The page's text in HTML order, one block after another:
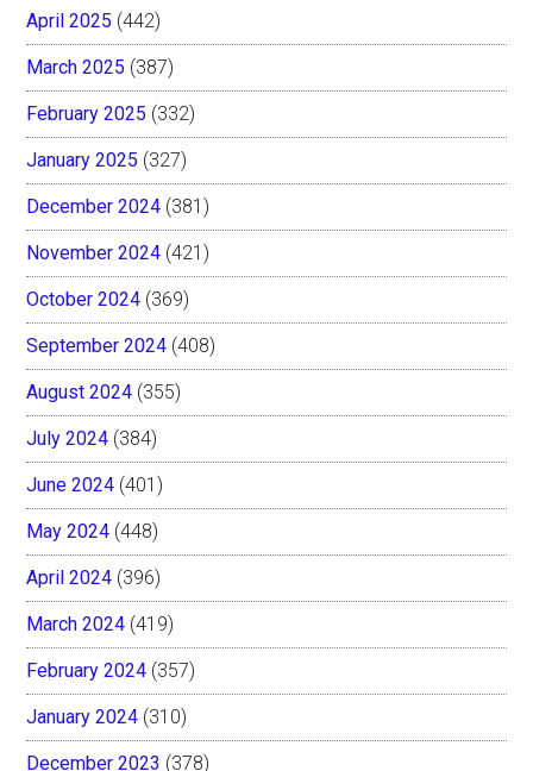
April 2025 (442)
March 2025 (387)
February 2025 (332)
January 2025 (327)
December 2024 (381)
November 2024 (421)
October 2024 (369)
September 2024 (408)
August 2024 (355)
July 2024 (384)
June 2024 (401)
May 2024 (448)
April 2024 (396)
March 2024 (419)
February 2024 (357)
January 2024 (310)
December 2023 (378)